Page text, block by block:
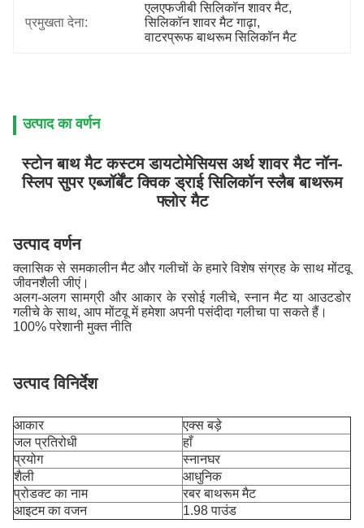
प्रमुखता देना:
एलएफजीबी सिलिकॉन शावर मैट,
सिलिकॉन शावर मैट गाढ़ा,
वाटरप्रूफ बाथरूम सिलिकॉन मैट
उत्पाद का वर्णन
स्टोन बाथ मैट कस्टम डायटोमेसियस अर्थ शावर मैट नॉन-
स्लिप सुपर एब्जॉर्बेंट क्विक ड्राई सिलिकॉन स्लैब बाथरूम
फ्लोर मैट
उत्पाद वर्णन
क्लासिक से समकालीन मैट और गलीचों के हमारे विशेष संग्रह के साथ मोंटवू
जीवनशैली जीएं।
अलग-अलग सामग्री और आकार के रसोई गलीचे, स्नान मैट या आउटडोर
गलीचे के साथ, आप मोंटवू में हमेशा अपनी पसंदीदा गलीचा पा सकते हैं।
100% परेशानी मुक्त नीति
उत्पाद विनिर्देश
आकार
एक्स बड़े
जल प्रतिरोधी
हाँ
प्रयोग
स्नानघर
शैली
आधुनिक
प्रोडक्ट का नाम
रबर बाथरूम मैट
आइटम का वजन
1.98 पाउंड